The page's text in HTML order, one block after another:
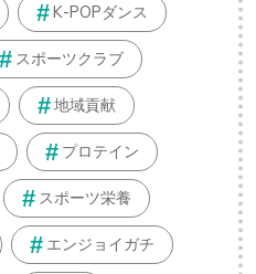
K-POPダンス
スポーツクラブ
地域貢献
プロテイン
スポーツ栄養
エンジョイガチ